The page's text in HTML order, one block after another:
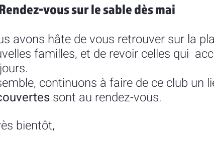
vous sur le sable dès mai
avons hâte de vous retrouver sur la
familles, et de revoir celles qui
continuons à faire de ce club un
sont au rendez-vous.
bientôt,